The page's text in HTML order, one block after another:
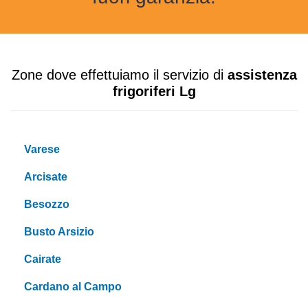
Zone dove effettuiamo il servizio di assistenza
frigoriferi Lg
Varese
Arcisate
Besozzo
Busto Arsizio
Cairate
Cardano al Campo